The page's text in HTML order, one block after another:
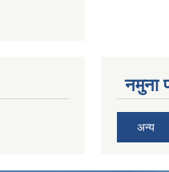
नमुना
अन्य